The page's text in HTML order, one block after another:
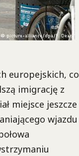
europejskich, co
imigrację z
miejsce jeszcze
wjazdu